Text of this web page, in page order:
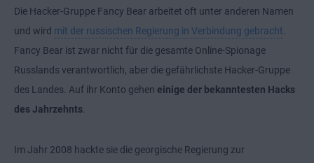
Die Hacker-Gruppe Fancy Bear arbeitet oft unter anderen Namen
und wird mit der russischen Regierung in Verbindung gebracht.
Fancy Bear ist zwar nicht für die gesamte Online-Spionage
Russlands verantwortlich, aber die gefährlichste Hacker-Gruppe
des Landes. Auf ihr Konto gehen einige der bekanntesten Hacks
des Jahrzehnts.
Im Jahr 2008 hackte sie die georgische Regierung zur